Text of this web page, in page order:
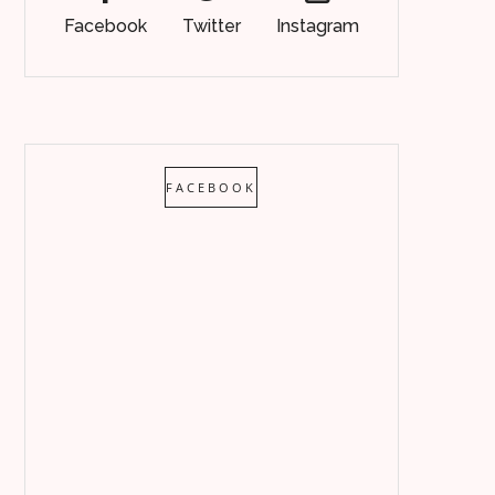
Facebook Twitter Instagram
FACEBOOK